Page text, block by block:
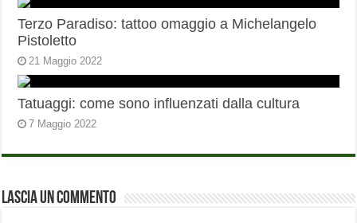
Terzo Paradiso: tattoo omaggio a Michelangelo
Pistoletto
21 Maggio 2022
Tatuaggi: come sono influenzati dalla cultura
7 Maggio 2022
Lascia un commento